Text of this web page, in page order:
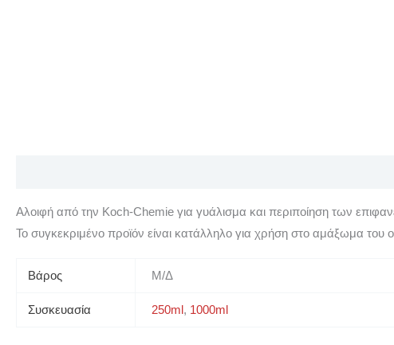
Αλοιφή από την Koch-Chemie για γυάλισμα και περιποίηση των
Το συγκεκριμένο προϊόν είναι κατάλληλο για χρήση στο αμάξωμα του
Βάρος Μ/Δ
Συσκευασία 250ml, 1000ml